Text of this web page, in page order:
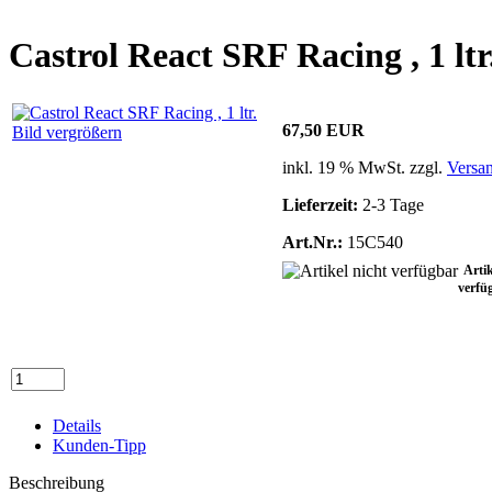
Castrol React SRF Racing , 1
Bild vergrößern
67,50 EUR
inkl. 19 % MwSt. zzgl.
Lieferzeit: 2-3 Tage
Art.Nr.: 15C540
Details
Kunden-Tipp
Beschreibung